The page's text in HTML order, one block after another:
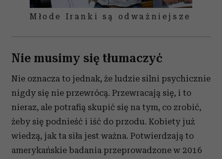
Młode Iranki są odważniejsze
Nie musimy się tłumaczyć
Nie oznacza to jednak, że ludzie silni psychicznie
nigdy się nie przewrócą. Przewracają się, i to
nieraz, ale potrafią skupić się na tym, co zrobić,
żeby się podnieść i iść do przodu. Kobiety już
wiedzą, jak ta siła jest ważna. Potwierdzają to
amerykańskie badania przeprowadzone w 2016